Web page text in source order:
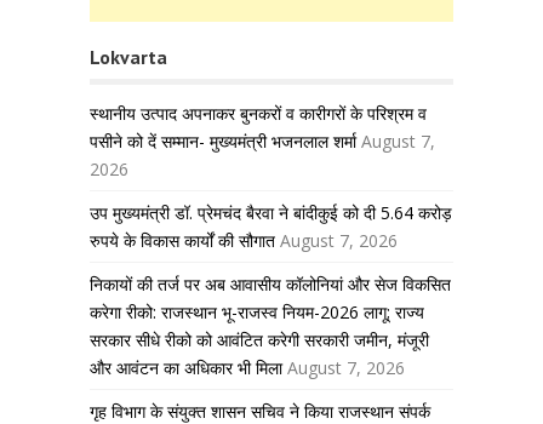
Lokvarta
स्थानीय उत्पाद अपनाकर बुनकरों व कारीगरों के परिश्रम व
पसीने को दें सम्मान- मुख्यमंत्री भजनलाल शर्मा August 7,
2026
उप मुख्यमंत्री डॉ. प्रेमचंद बैरवा ने बांदीकुई को दी 5.64 करोड़
रुपये के विकास कार्यों की सौगात August 7, 2026
निकायों की तर्ज पर अब आवासीय कॉलोनियां और सेज विकसित
करेगा रीको: राजस्थान भू-राजस्व नियम-2026 लागू; राज्य
सरकार सीधे रीको को आवंटित करेगी सरकारी जमीन, मंजूरी
और आवंटन का अधिकार भी मिला August 7, 2026
गृह विभाग के संयुक्त शासन सचिव ने किया राजस्थान संपर्क